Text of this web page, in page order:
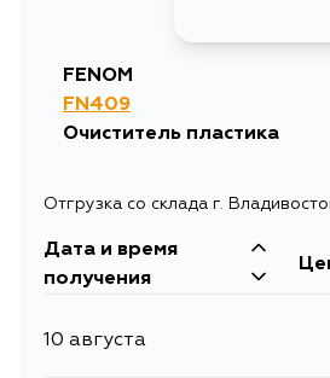
FENOM
FN409
Очиститель пластика
Отгрузка со склада г.
Дата и время
получения
10 августа